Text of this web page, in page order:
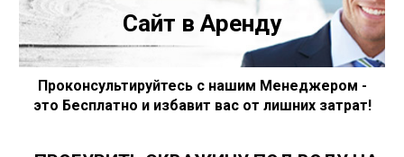
Сайт в Аренду
Проконсультируйтесь с нашим Менеджером -
это Бесплатно и избавит вас от лишних затрат!